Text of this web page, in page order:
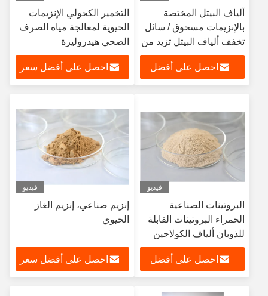
ألياف البيتل المختصة
بالإنزيمات مسحوق / سائل
تخفف ألياف البيتل تزيد من
مرونة المضغ
احصل على أفضل
التخمير الكحولي الإنزيمات
الحيوية لمعالجة مياه الصرف
الصحي هيدروليزة
البوليساكاريدات
احصل على أفضل سعر
فيديو
البروتينات الصناعية
الحمراء البروتينات القابلة
للذوبان ألياف الكولاجين
احصل على أفضل
فيديو
إنزيم صناعي، إنزيم الغاز
الحيوي
احصل على أفضل سعر